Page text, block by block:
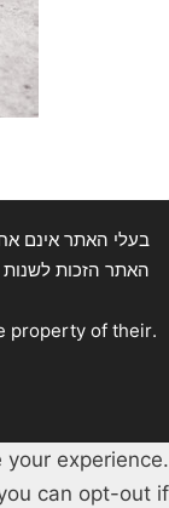
בעלי האתר אינם
האתר הזכות
property of their
experience.
can opt-out if